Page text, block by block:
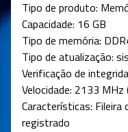
Tipo de produto:
Capacidade: 16 GB
Tipo de memória:
Tipo de atualização:
Verificação de
Velocidade: 2133
Características: Fileira
registrado